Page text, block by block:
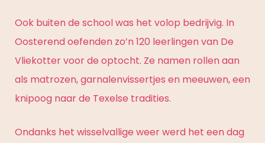
Ook buiten de school was het volop bedrijvig. In
Oosterend oefenden zo’n 120 leerlingen van De
Vliekotter voor de optocht. Ze namen rollen aan
als matrozen, garnalenvissertjes en meeuwen, een
knipoog naar de Texelse tradities.
Ondanks het wisselvallige weer werd het een dag